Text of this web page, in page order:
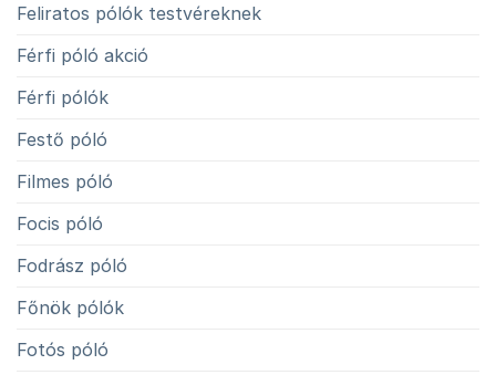
Feliratos pólók testvéreknek
Férfi póló akció
Férfi pólók
Festő póló
Filmes póló
Focis póló
Fodrász póló
Főnök pólók
Fotós póló